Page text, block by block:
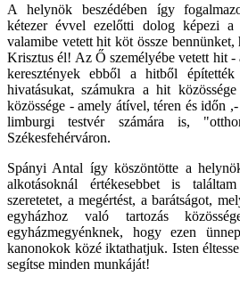
A helynök beszédében így
kétezer évvel ezelőtti dolog képezi
valamibe vetett hit köt össze bennünket,
Krisztus él! Az Ő személyébe vetett hit
keresztények ebből a hitből
hivatásukat, számukra a hit
közössége - amely átível, téren és időn
limburgi testvér számára is,
Székesfehérváron.
Spányi Antal így köszöntötte a
alkotásoknál értékesebbet is
szeretetet, a megértést, a barátságot,
egyházhoz való tartozás
egyházmegyénknek, hogy ezen
kanonokok közé iktathatjuk. Isten
segítse minden munkáját!